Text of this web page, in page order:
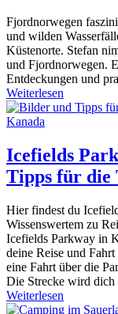
Fjordnorwegen
und wilden
Küstenorte. Stefan
und Fjordnorwegen.
Entdeckungen und
Weiterlesen
Icefields
Tipps für die
Hier findest du
Wissenswertem zu
Icefields Parkway in
deine Reise und
eine Fahrt über die
Die Strecke wird dich
Weiterlesen